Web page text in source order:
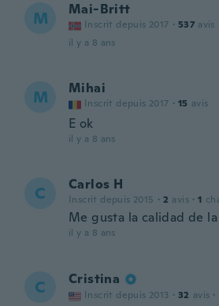
M Mai-Britt
Inscrit depuis 2017 · 537 avis
il y a 8 ans
M Mihai
Inscrit depuis 2017 · 15 avis
E ok
il y a 8 ans
C Carlos H
Inscrit depuis 2015 · 2 avis · 1
Me gusta la calidad de
il y a 8 ans
C Cristina
Inscrit depuis 2013 · 32 avis ·